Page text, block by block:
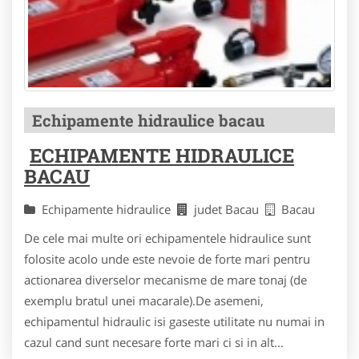
Echipamente hidraulice bacau
ECHIPAMENTE HIDRAULICE
BACAU
Echipamente hidraulice judet Bacau
Bacau
De cele mai multe ori echipamentele hidraulice sunt
folosite acolo unde este nevoie de forte mari pentru
actionarea diverselor mecanisme de mare tonaj (de
exemplu bratul unei macarale).De asemeni,
echipamentul hidraulic isi gaseste utilitate nu numai in
cazul cand sunt necesare forte mari ci si in alt...